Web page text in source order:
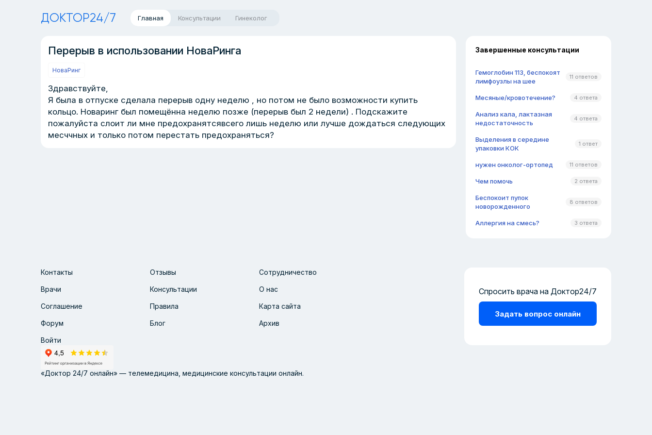
ДОКТОР24/7 Главная Консультации Гинеколог
Перерыв в использовании НоваРинга
НоваРинг
Здравствуйте,
Я была в отпуске сделала перерыв одну неделю , но потом не было возможности купить
кольцо. Новаринг был помещённа неделю позже (перерыв был 2 недели) . Подскажите
пожалуйста слоит ли мне предохранятсявсего лишь неделю или лучше дождаться следующих
месччных и только потом перестать предохраняться?
Завершенные консультации
Гемоглобин 113, беспокоят
лимфоузлы на шее
11 ответов
Месяные/кровотечение? 4 ответа
Анализ кала, лактазная
недостаточность
4 ответа
Выделения в середине
упаковки КОК
1 ответ
нужен онколог-ортопед 11 ответов
Чем помочь 2 ответа
Беспокоит пупок
новорожденного
8 ответов
Аллергия на смесь? 3 ответа
Контакты Отзывы Сотрудничество
Врачи Консультации О нас
Соглашение Правила Карта сайта
Форум Блог Архив
Войти
Спросить врача на Доктор24/7
Задать вопрос онлайн
«Доктор 24/7 онлайн» — телемедицина, медицинские консультации онлайн.